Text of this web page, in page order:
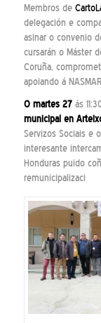
Membros de
delegación e
asinar o convenio
cursarán o Máster
Coruña,
apoiando á
O martes 27ás
municipal en
Servizos Sociais e
interesante
Honduras puido
remunicipalizaci